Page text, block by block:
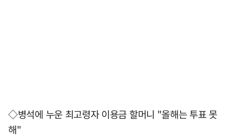
◇병석에 누운 최고령자 이용금 할머니 "올해는 투표 못
해"